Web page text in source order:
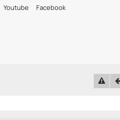
Youtube Facebook